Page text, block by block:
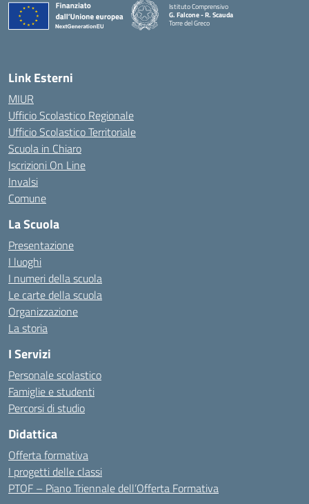
Istituto Comprensivo
G. Falcone - R. Scauda
Torre del Greco
Link Esterni
MIUR
Ufficio Scolastico Regionale
Ufficio Scolastico Territoriale
Scuola in Chiaro
Iscrizioni On Line
Invalsi
Comune
La Scuola
Presentazione
I luoghi
I numeri della scuola
Le carte della scuola
Organizzazione
La storia
I Servizi
Personale scolastico
Famiglie e studenti
Percorsi di studio
Didattica
Offerta formativa
I progetti delle classi
PTOF – Piano Triennale dell’Offerta Formativa